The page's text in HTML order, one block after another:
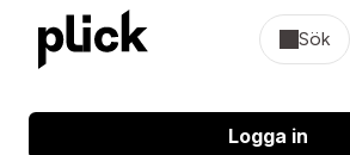
Sök
Logga in